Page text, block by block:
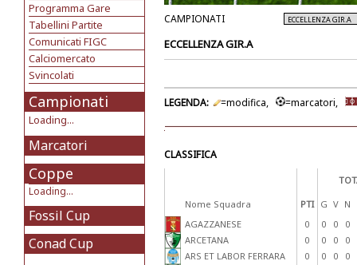
Programma Gare
Tabellini Partite
Comunicati FIGC
Calciomercato
Svincolati
Campionati
Loading...
Marcatori
Coppe
Loading...
Fossil Cup
Conad Cup
CAMPIONATI
ECCELLENZA GIR.A
LEGENDA: =modifica, =marcatori,
CLASSIFICA
Nome Squadra
PTI G V N
AGAZZANESE
0 0 0
0
ARCETANA
0 0 0
0
ARS ET LABOR FERRARA
0 0 0
0